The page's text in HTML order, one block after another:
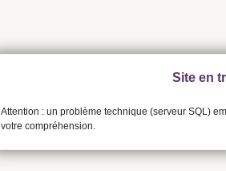
Site en
Attention : un problème technique (serveur SQL)
votre compréhension.